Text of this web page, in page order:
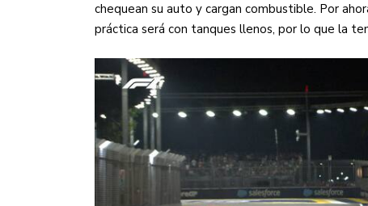
chequean su auto y cargan combustible. Por
práctica será con tanques llenos, por lo que la